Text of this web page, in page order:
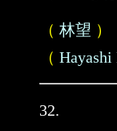
（ 林望 ）
（ Hayashi
32.